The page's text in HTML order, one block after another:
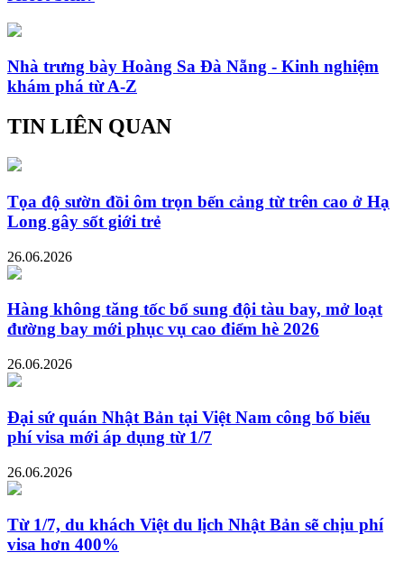
Nhà trưng bày Hoàng Sa Đà Nẵng - Kinh nghiệm
khám phá từ A-Z
TIN LIÊN QUAN
Tọa độ sườn đồi ôm trọn bến cảng từ trên cao ở Hạ
Long gây sốt giới trẻ
26.06.2026
Hàng không tăng tốc bổ sung đội tàu bay, mở loạt
đường bay mới phục vụ cao điểm hè 2026
26.06.2026
Đại sứ quán Nhật Bản tại Việt Nam công bố biểu
phí visa mới áp dụng từ 1/7
26.06.2026
Từ 1/7, du khách Việt du lịch Nhật Bản sẽ chịu phí
visa hơn 400%